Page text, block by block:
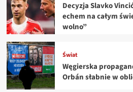
Decyzja Slavko
echem na całym
wolno”
Świat
Węgierska
Orbán słabnie w